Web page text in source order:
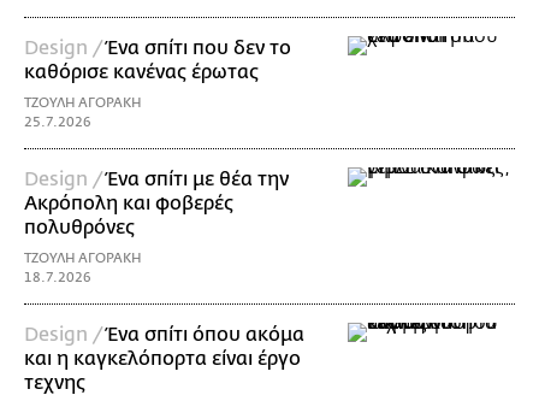
Design /Ένα σπίτι που δεν το
καθόρισε κανένας έρωτας
ΤΖΟΥΛΗ ΑΓΟΡΑΚΗ
25.7.2026
Design /Ένα σπίτι με θέα την
Ακρόπολη και φοβερές
πολυθρόνες
ΤΖΟΥΛΗ ΑΓΟΡΑΚΗ
18.7.2026
Design /Ένα σπίτι όπου ακόμα
και η καγκελόπορτα είναι έργο
τεχνης